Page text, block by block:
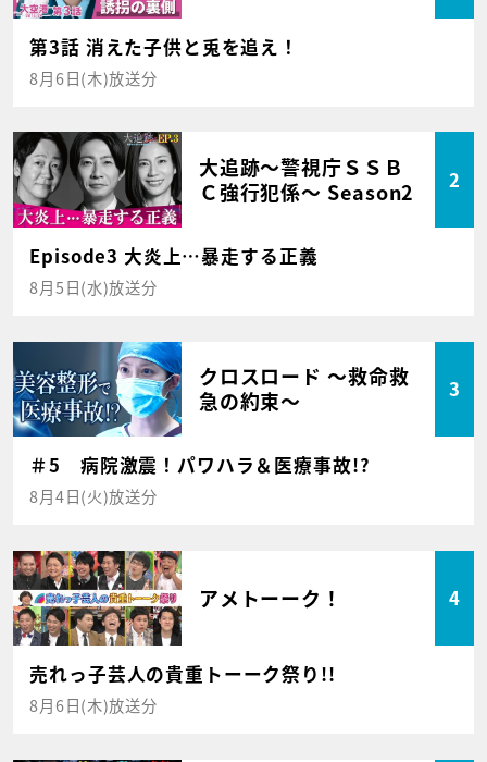
第3話 消えた子供と兎を追え！
8月6日(木)放送分
大追跡～警視庁ＳＳＢ
Ｃ強行犯係～ Season2
2
Episode3 大炎上…暴走する正義
8月5日(水)放送分
クロスロード ～救命救
急の約束～
3
＃5 病院激震！パワハラ＆医療事故!?
8月4日(火)放送分
アメトーーク！ 4
売れっ子芸人の貴重トーーク祭り!!
8月6日(木)放送分